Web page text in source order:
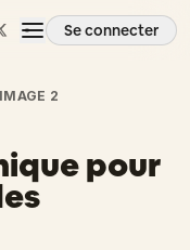
Se connecter
2
pour